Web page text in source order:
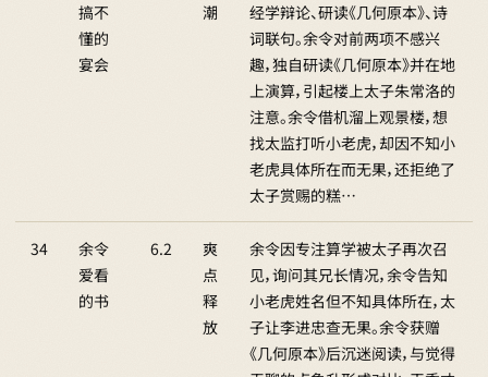
搞不
懂的
宴会
潮
经学辩论、研读《几何原本》、诗
词联句。余令对前两项不感兴
趣，独自研读《几何原本》并在地
上演算，引起楼上太子朱常洛的
注意。余令借机溜上观景楼，想
找太监打听小老虎，却因不知小
老虎具体所在而无果，还拒绝了
太子赏赐的糕…
34
余令
爱看
的书
6.2
爽
点
释
放
余令因专注算学被太子再次召
见，询问其兄长情况，余令告知
小老虎姓名但不知具体所在，太
子让李进忠查无果。余令获赠
《几何原本》后沉迷阅读，与觉得